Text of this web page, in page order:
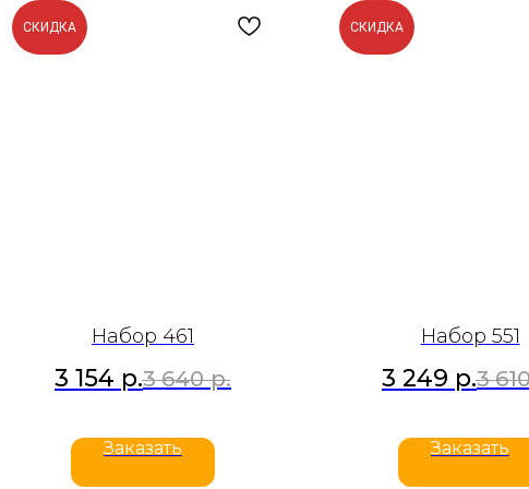
СКИДКА
Набор 461
3 154 р.3 640 р.
Заказать
СКИДКА
Набор 551
3 249 р.3
Заказать